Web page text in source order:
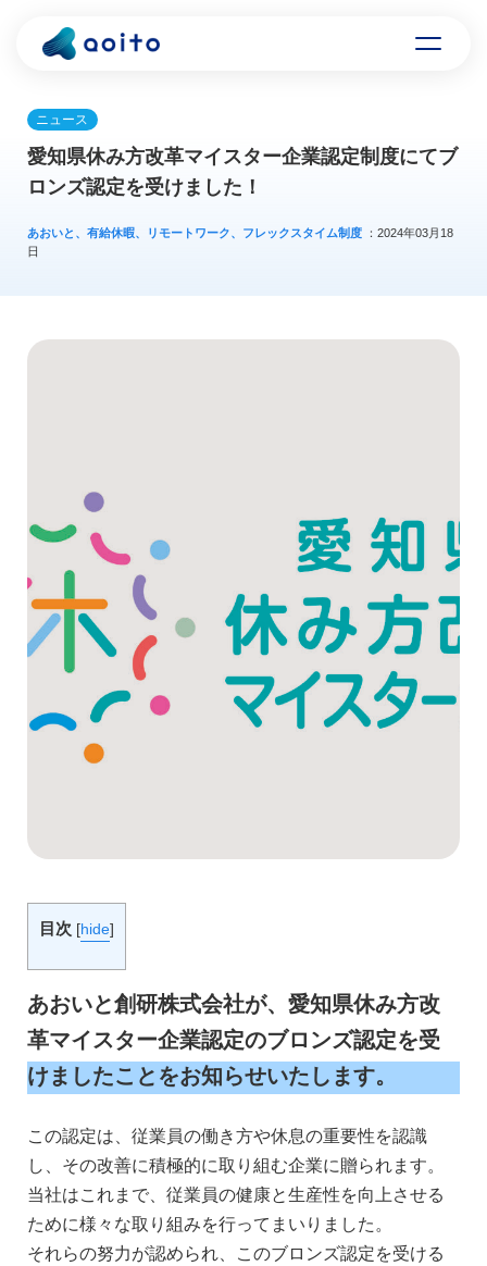
ニュース
愛知県休み方改革マイスター企業認定制度にてブ
ロンズ認定を受けました！
あおいと、有給休暇、リモートワーク、フレックスタイム制度 ：2024年03月18
日
目次 [hide]
あおいと創研株式会社が、愛知県休み方改
革マイスター企業認定のブロンズ認定を受
けましたことをお知らせいたします。
この認定は、従業員の働き方や休息の重要性を認識
し、その改善に積極的に取り組む企業に贈られます。
当社はこれまで、従業員の健康と生産性を向上させる
ために様々な取り組みを行ってまいりました。
それらの努力が認められ、このブロンズ認定を受ける